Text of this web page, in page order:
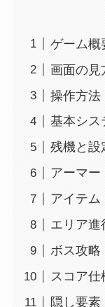
ゲーム概
画面の見
操作方法
基本シス
残機と設
アーマー
アイテム
エリア進
ボス攻略
スコア仕
隠し要素